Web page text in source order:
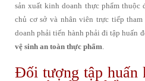
sản xuất kinh doanh thực phẩm
chủ cơ sở và nhân viên trực tiếp
doanh phải tiến hành phải đi tập huấn
vệ sinh an toàn thực phẩm
Đối tượng tập huấn